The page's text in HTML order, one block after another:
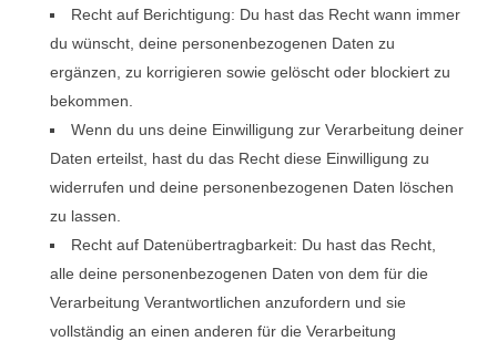
Recht auf Berichtigung: Du hast das Recht wann immer
du wünscht, deine personenbezogenen Daten zu
ergänzen, zu korrigieren sowie gelöscht oder blockiert zu
bekommen.
Wenn du uns deine Einwilligung zur Verarbeitung deiner
Daten erteilst, hast du das Recht diese Einwilligung zu
widerrufen und deine personenbezogenen Daten löschen
zu lassen.
Recht auf Datenübertragbarkeit: Du hast das Recht,
alle deine personenbezogenen Daten von dem für die
Verarbeitung Verantwortlichen anzufordern und sie
vollständig an einen anderen für die Verarbeitung